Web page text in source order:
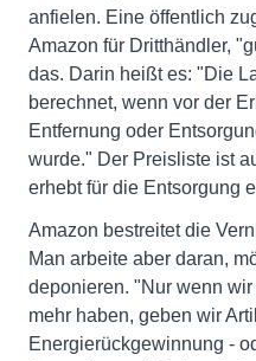
anfielen. Eine öffentlich
Amazon für Dritthändler,
das. Darin heißt es: "Die
berechnet, wenn vor der
Entfernung oder
wurde." Der Preisliste ist
erhebt für die Entsorgung
Amazon bestreitet die
Man arbeite aber daran,
deponieren. "Nur wenn
mehr haben, geben wir
Energierückgewinnung -